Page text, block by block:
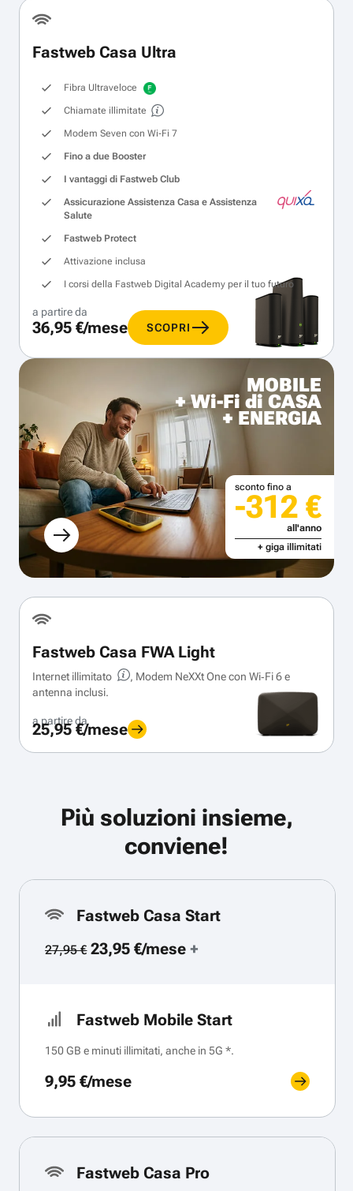
Fastweb Casa Ultra
Fibra Ultraveloce
Chiamate illimitate
Modem Seven con Wi‑Fi 7
Fino a due Booster
I vantaggi di Fastweb Club
Assicurazione Assistenza Casa e Assistenza
Salute
Fastweb Protect
Attivazione inclusa
I corsi della Fastweb Digital Academy per il tuo futuro
a partire da
36,95 €/mese SCOPRI
MOBILE
+ Wi-Fi di CASA
+ ENERGIA
sconto fino a
-312 €
all'anno
+ giga illimitati
Fastweb Casa FWA Light
Internet illimitato
, Modem NeXXt One con Wi‑Fi 6 e
antenna inclusi.
a partire da
25,95 €/mese
Più soluzioni insieme,
conviene!
Fastweb Casa Start
27,95 €23,95 €/mese+
Fastweb Mobile Start
150 GB e minuti illimitati, anche in 5G *.
9,95 €/mese
Fastweb Casa Pro